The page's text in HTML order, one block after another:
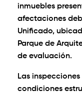
inmuebles
afectaciones
Unificado,
Parque de
de evaluación.
Las
condiciones